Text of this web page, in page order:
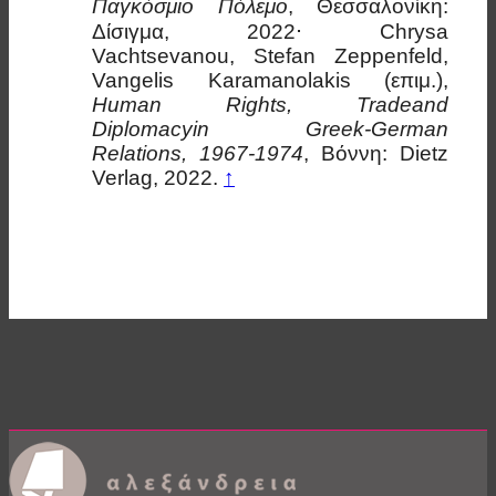
Παγκόσμιο Πόλεμο, Θεσσαλονίκη:
Δίσιγμα, 2022⋅ Chrysa
Vachtsevanou, Stefan Zeppenfeld,
Vangelis Karamanolakis (επιμ.),
Human Rights, Tradeand
Diplomacyin Greek-German
Relations, 1967-1974, Βόννη: Dietz
Verlag, 2022. ↑